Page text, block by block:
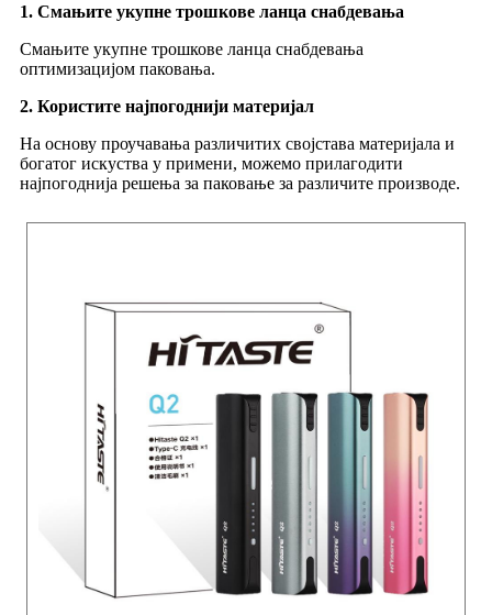
1. Смањите укупне трошкове ланца снабдевања
Смањите укупне трошкове ланца снабдевања
оптимизацијом паковања.
2. Користите најпогоднији материјал
На основу проучавања различитих својстава материјала и
богатог искуства у примени, можемо прилагодити
најпогоднија решења за паковање за различите производе.